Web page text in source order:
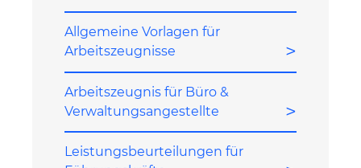
Allgemeine Vorlagen für
Arbeitszeugnisse
Arbeitszeugnis für Büro &
Verwaltungsangestellte
Leistungsbeurteilungen für